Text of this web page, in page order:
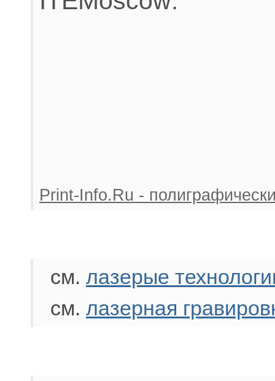
Print-Info.Ru -
см. лазерые
см. лазерная